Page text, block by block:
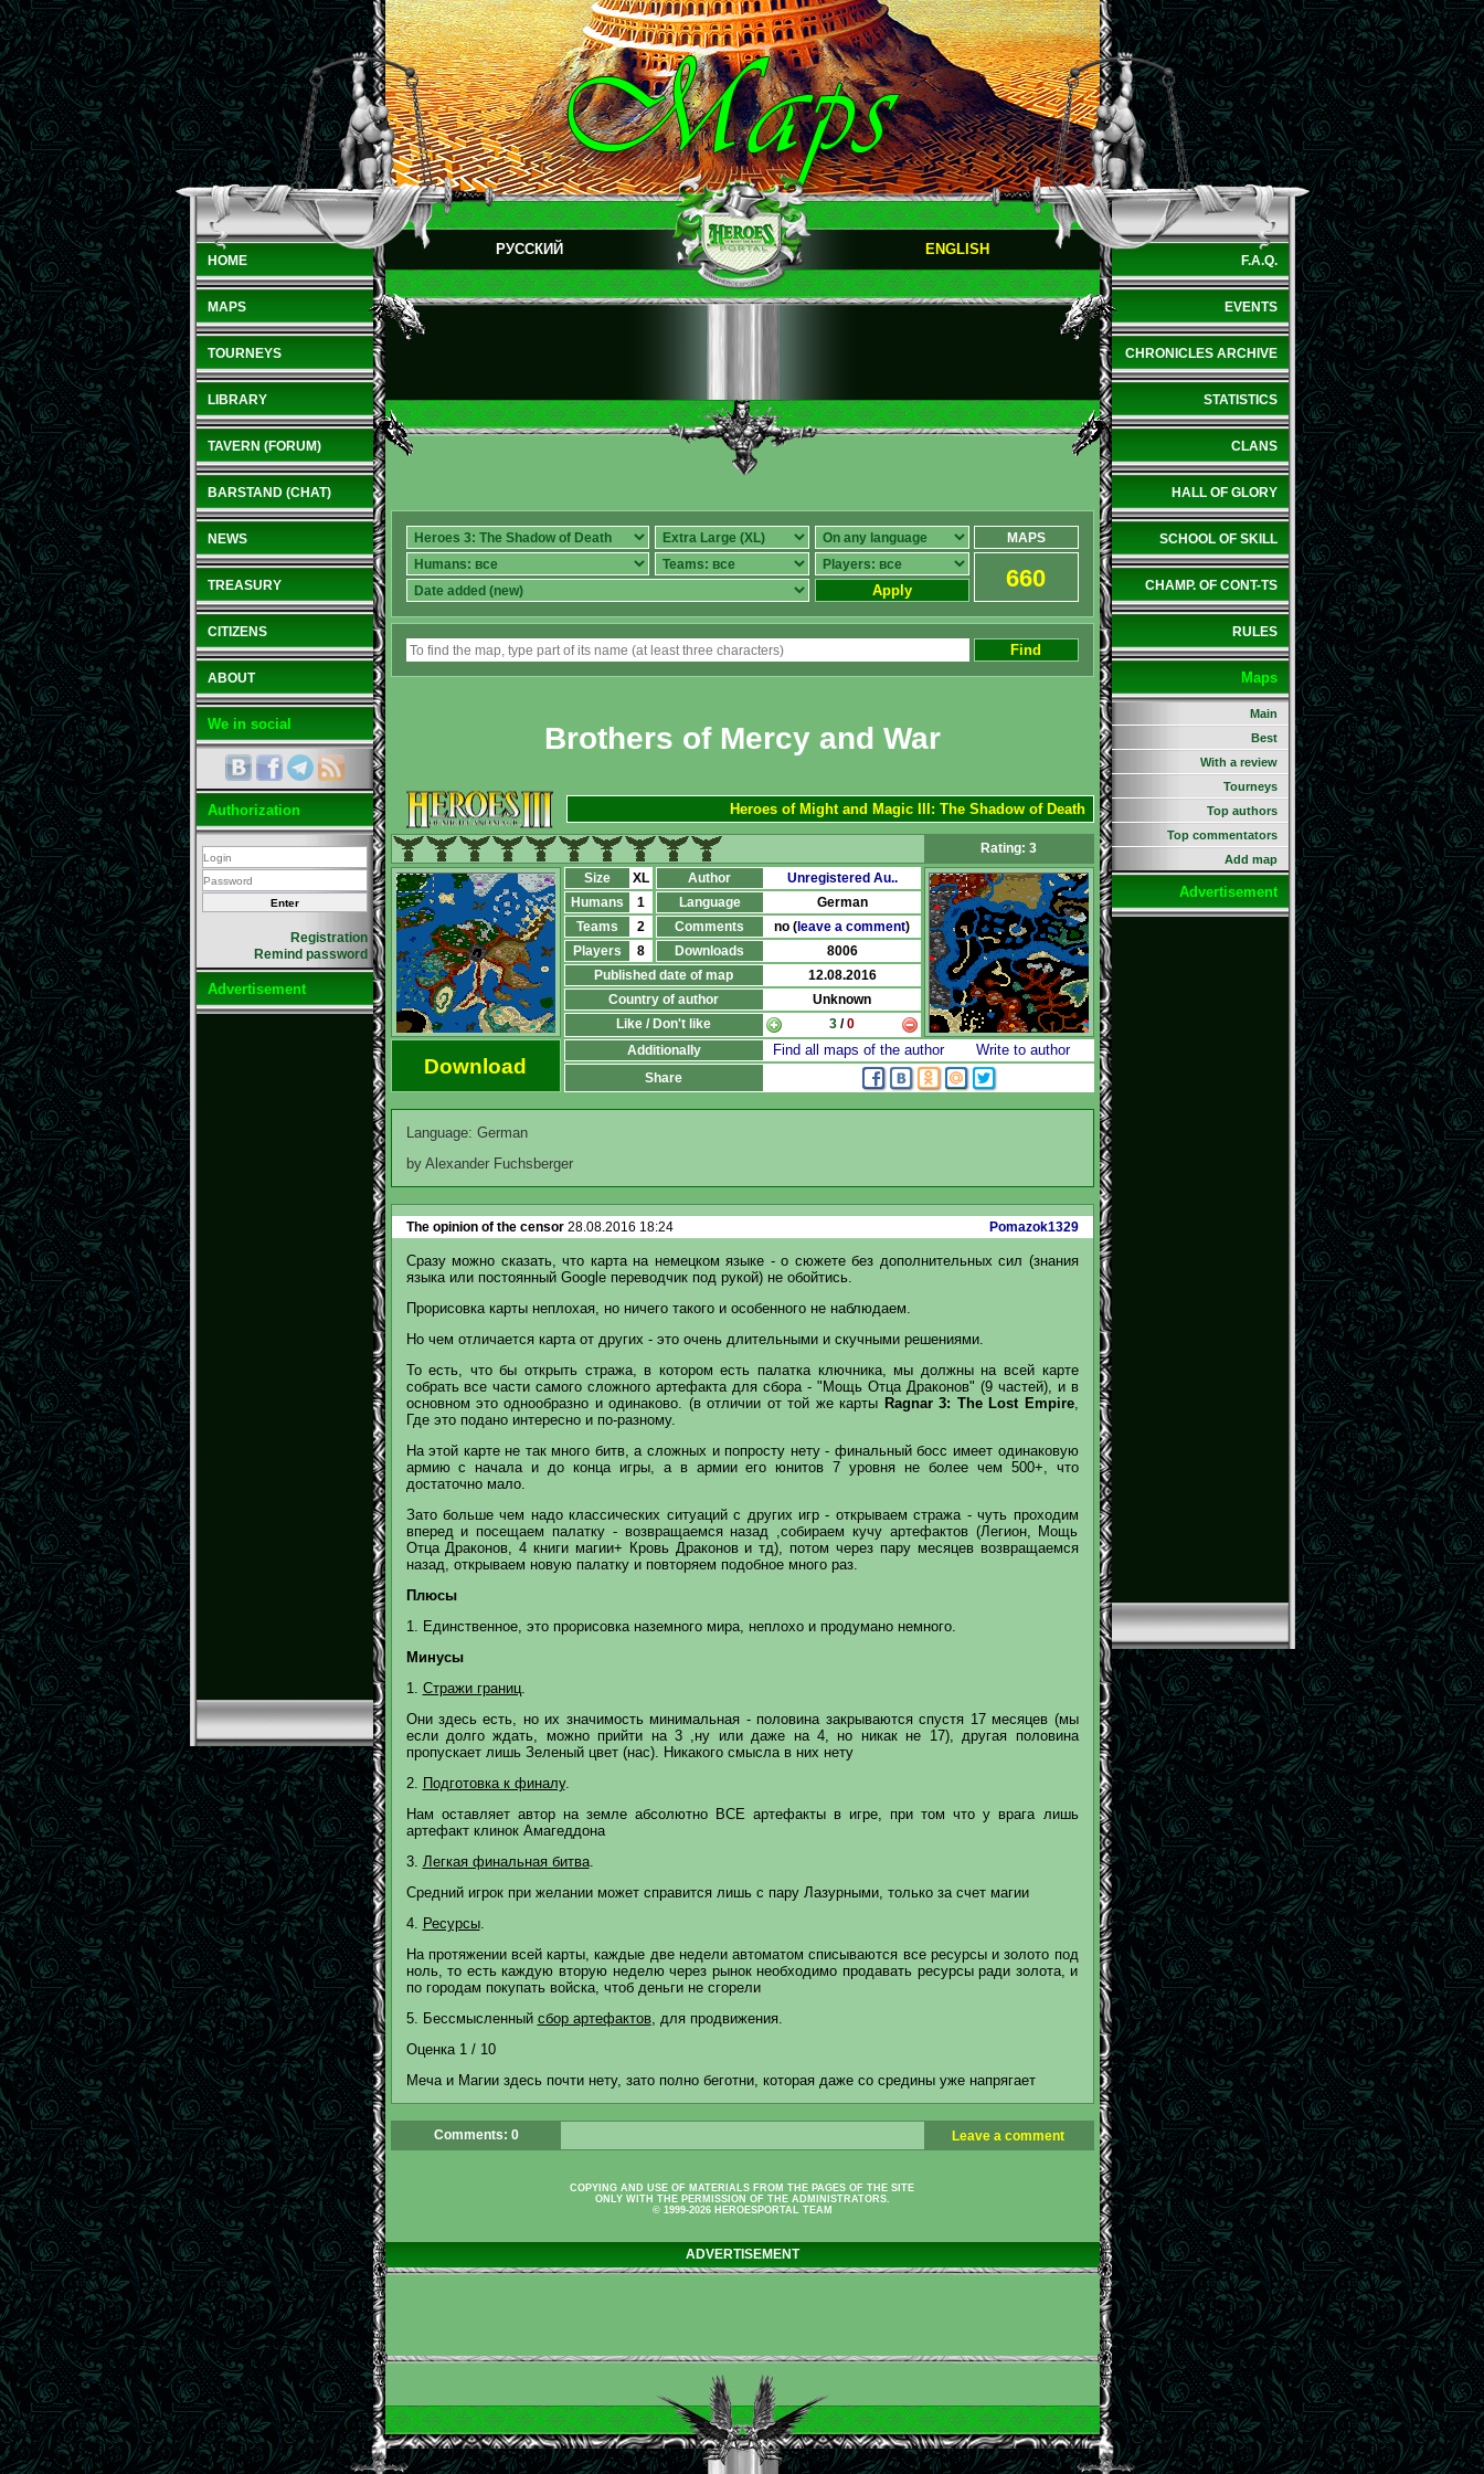
HOME
MAPS
TOURNEYS
LIBRARY
TAVERN (FORUM)
BARSTAND (CHAT)
NEWS
TREASURY
CITIZENS
ABOUT
We in social
Authorization
Registration
Remind password
Advertisement
РУССКИЙ ENGLISH
Apply
MAPS
660
Find
Brothers of Mercy and War
Heroes of Might and Magic III: The Shadow of Death
Rating: 3
Size
XL Author
Unregistered Au..
Humans
1 Language
German
Teams
2 Comments no ( leave a comment)
Players
8 Downloads
8006
Published date of map
12.08.2016
Country of author
Unknown
Like / Don't like
3 /0
Download
Additionally Find all maps of the author Write to author
Share
Language: German
by Alexander Fuchsberger
The opinion of the censor28.08.2016 18:24 Pomazok1329
Сразу можно сказать, что карта на немецком языке - о сюжете без дополнительных сил (знания
языка или постоянный Google переводчик под рукой) не обойтись.
Прорисовка карты неплохая, но ничего такого и особенного не наблюдаем.
Но чем отличается карта от других - это очень длительными и скучными решениями.
То есть, что бы открыть стража, в котором есть палатка ключника, мы должны на всей карте
собрать все части самого сложного артефакта для сбора - "Мощь Отца Драконов" (9 частей), и в
основном это однообразно и одинаково. (в отличии от той же карты Ragnar 3: The Lost Empire,
Где это подано интересно и по-разному.
На этой карте не так много битв, а сложных и попросту нету - финальный босс имеет одинаковую
армию с начала и до конца игры, а в армии его юнитов 7 уровня не более чем 500+, что
достаточно мало.
Зато больше чем надо классических ситуаций с других игр - открываем стража - чуть проходим
вперед и посещаем палатку - возвращаемся назад ,собираем кучу артефактов (Легион, Мощь
Отца Драконов, 4 книги магии+ Кровь Драконов и тд), потом через пару месяцев возвращаемся
назад, открываем новую палатку и повторяем подобное много раз.
Плюсы
1. Единственное, это прорисовка наземного мира, неплохо и продумано немного.
Минусы
1. Стражи границ.
Они здесь есть, но их значимость минимальная - половина закрываются спустя 17 месяцев (мы
если долго ждать, можно прийти на 3 ,ну или даже на 4, но никак не 17), другая половина
пропускает лишь Зеленый цвет (нас). Никакого смысла в них нету
2. Подготовка к финалу.
Нам оставляет автор на земле абсолютно ВСЕ артефакты в игре, при том что у врага лишь
артефакт клинок Амагеддона
3. Легкая финальная битва.
Средний игрок при желании может справится лишь с пару Лазурными, только за счет магии
4. Ресурсы.
На протяжении всей карты, каждые две недели автоматом списываются все ресурсы и золото под
ноль, то есть каждую вторую неделю через рынок необходимо продавать ресурсы ради золота, и
по городам покупать войска, чтоб деньги не сгорели
5. Бессмысленный сбор артефактов, для продвижения.
Оценка 1 / 10
Меча и Магии здесь почти нету, зато полно беготни, которая даже со средины уже напрягает
Comments: 0 Leave a comment
F.A.Q.
EVENTS
CHRONICLES ARCHIVE
STATISTICS
CLANS
HALL OF GLORY
SCHOOL OF SKILL
CHAMP. OF CONT-TS
RULES
Maps
Main
Best
With a review
Tourneys
Top authors
Top commentators
Add map
Advertisement
COPYING AND USE OF MATERIALS FROM THE PAGES OF THE SITE
ONLY WITH THE PERMISSION OF THE ADMINISTRATORS.
© 1999-2026 HEROESPORTAL TEAM
ADVERTISEMENT